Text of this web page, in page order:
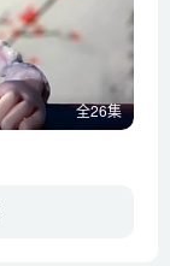
全26集